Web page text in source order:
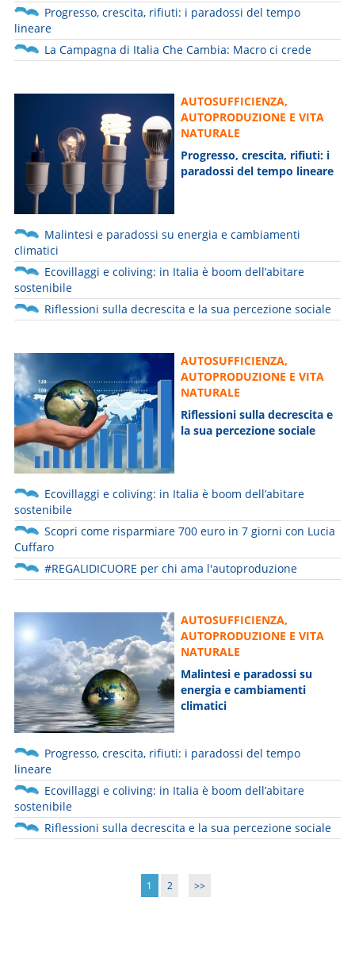
Progresso, crescita, rifiuti: i paradossi del tempo
lineare
La Campagna di Italia Che Cambia: Macro ci crede
AUTOSUFFICIENZA,
AUTOPRODUZIONE E VITA
NATURALE
Progresso, crescita, rifiuti: i
paradossi del tempo lineare
Malintesi e paradossi su energia e cambiamenti
climatici
Ecovillaggi e coliving: in Italia è boom dell’abitare
sostenibile
Riflessioni sulla decrescita e la sua percezione sociale
AUTOSUFFICIENZA,
AUTOPRODUZIONE E VITA
NATURALE
Riflessioni sulla decrescita e
la sua percezione sociale
Ecovillaggi e coliving: in Italia è boom dell’abitare
sostenibile
Scopri come risparmiare 700 euro in 7 giorni con Lucia
Cuffaro
#REGALIDICUORE per chi ama l'autoproduzione
AUTOSUFFICIENZA,
AUTOPRODUZIONE E VITA
NATURALE
Malintesi e paradossi su
energia e cambiamenti
climatici
Progresso, crescita, rifiuti: i paradossi del tempo
lineare
Ecovillaggi e coliving: in Italia è boom dell’abitare
sostenibile
Riflessioni sulla decrescita e la sua percezione sociale
1 2 >>